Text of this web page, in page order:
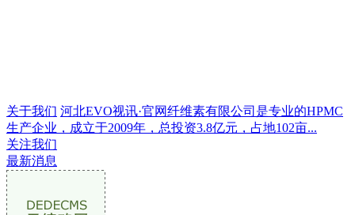
关于我们 河北EVO视讯·官网纤维素有限公司是专业的HPMC
生产企业，成立于2009年，总投资3.8亿元，占地102亩...
关注我们
最新消息